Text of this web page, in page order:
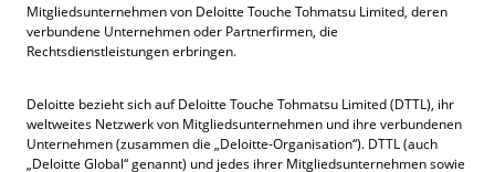
Mitgliedsunternehmen von Deloitte Touche Tohmatsu Limited, deren
verbundene Unternehmen oder Partnerfirmen, die
Rechtsdienstleistungen erbringen.
Deloitte bezieht sich auf Deloitte Touche Tohmatsu Limited (DTTL), ihr
weltweites Netzwerk von Mitgliedsunternehmen und ihre verbundenen
Unternehmen (zusammen die „Deloitte-Organisation“). DTTL (auch
„Deloitte Global“ genannt) und jedes ihrer Mitgliedsunternehmen sowie